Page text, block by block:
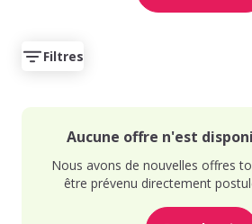
Filtres
Aucune offre n'est
Nous avons de nouvelles offres
être prévenu directement